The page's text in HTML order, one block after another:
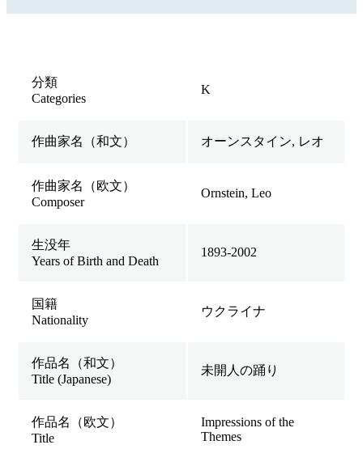
分類
Categories
K
作曲家名（和文） オーンスタイン, レオ
作曲家名（欧文）
Composer
Ornstein, Leo
生没年
Years of Birth and Death
1893-2002
国籍
Nationality
ウクライナ
作品名（和文）
Title (Japanese)
未開人の踊り
作品名（欧文）
Title
Impressions of the
Themes